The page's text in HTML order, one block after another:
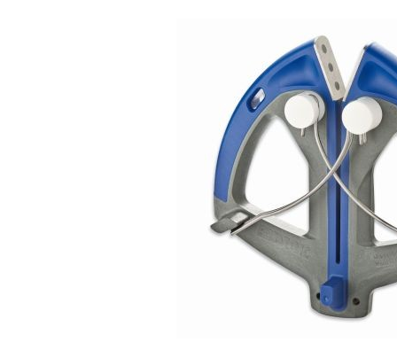
hiperbrusilica